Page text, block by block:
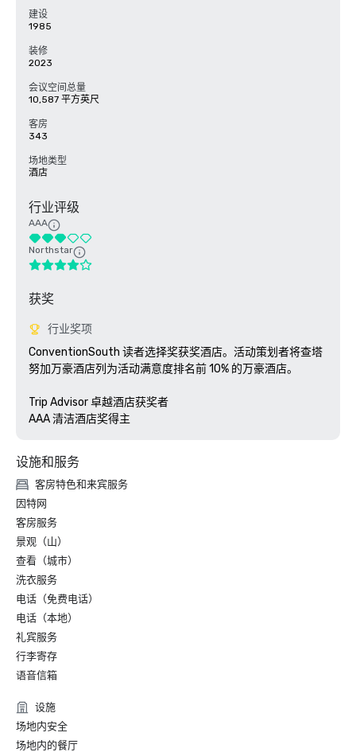
建设
1985
装修
2023
会议空间总量
10,587 平方英尺
客房
343
场地类型
酒店
行业评级
AAA
Northstar
获奖
行业奖项
ConventionSouth 读者选择奖获奖酒店。活动策划者将查塔
努加万豪酒店列为活动满意度排名前 10% 的万豪酒店。
Trip Advisor 卓越酒店获奖者
AAA 清洁酒店奖得主
设施和服务
客房特色和来宾服务
因特网
客房服务
景观（山）
查看（城市）
洗衣服务
电话（免费电话）
电话（本地）
礼宾服务
行李寄存
语音信箱
设施
场地内安全
场地内的餐厅